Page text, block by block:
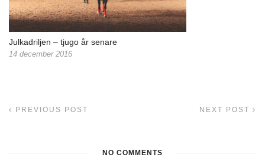
Julkadriljen – tjugo år senare
14 december 2016
PREVIOUS POST NEXT POST
NO COMMENTS